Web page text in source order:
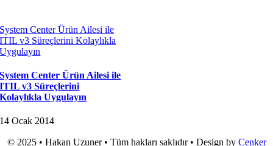
System Center Ürün Ailesi ile
ITIL v3 Süreçlerini Kolaylıkla
Uygulayın
System Center Ürün Ailesi ile
ITIL v3 Süreçlerini
Kolaylıkla Uygulayın
14 Ocak 2014
© 2025 • Hakan Uzuner • Tüm hakları saklıdır • Design by Cenker